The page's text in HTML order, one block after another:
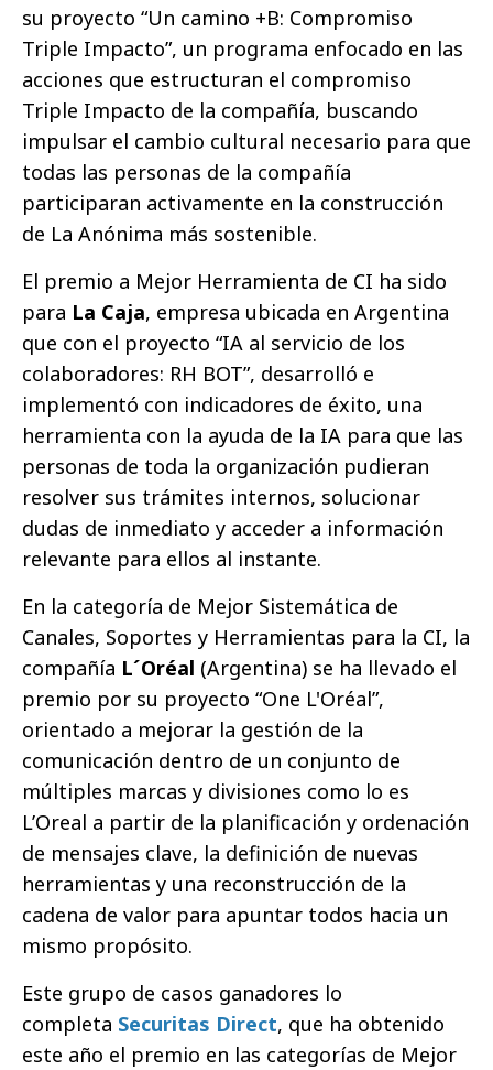
su proyecto “Un camino +B: Compromiso
Triple Impacto”, un programa enfocado en las
acciones que estructuran el compromiso
Triple Impacto de la compañía, buscando
impulsar el cambio cultural necesario para que
todas las personas de la compañía
participaran activamente en la construcción
de La Anónima más sostenible.
El premio a Mejor Herramienta de CI ha sido
para La Caja, empresa ubicada en Argentina
que con el proyecto “IA al servicio de los
colaboradores: RH BOT”, desarrolló e
implementó con indicadores de éxito, una
herramienta con la ayuda de la IA para que las
personas de toda la organización pudieran
resolver sus trámites internos, solucionar
dudas de inmediato y acceder a información
relevante para ellos al instante.
En la categoría de Mejor Sistemática de
Canales, Soportes y Herramientas para la CI, la
compañía L´Oréal (Argentina) se ha llevado el
premio por su proyecto “One L'Oréal”,
orientado a mejorar la gestión de la
comunicación dentro de un conjunto de
múltiples marcas y divisiones como lo es
L’Oreal a partir de la planificación y ordenación
de mensajes clave, la definición de nuevas
herramientas y una reconstrucción de la
cadena de valor para apuntar todos hacia un
mismo propósito.
Este grupo de casos ganadores lo
completa Securitas Direct, que ha obtenido
este año el premio en las categorías de Mejor